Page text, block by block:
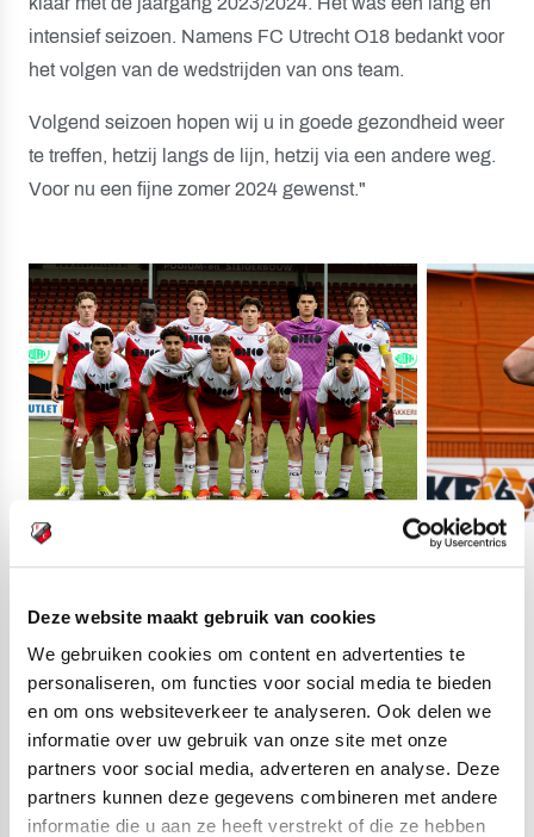
Deze website maakt gebruik van cookies
We gebruiken cookies om content en advertenties te
personaliseren, om functies voor social media te bieden
en om ons websiteverkeer te analyseren. Ook delen we
informatie over uw gebruik van onze site met onze
partners voor social media, adverteren en analyse. Deze
partners kunnen deze gegevens combineren met andere
informatie die u aan ze heeft verstrekt of die ze hebben
intensief seizoen. Namens FC Utrecht O18 bedankt voor
het volgen van de wedstrijden van ons team.
Volgend seizoen hopen wij u in goede gezondheid weer
te treffen, hetzij langs de lijn, hetzij via een andere weg.
Voor nu een fijne zomer 2024 gewenst."
37fotos
Uitslagen zaterdag 25 mei:
FC
Academie O12
FC Utrecht
5-10